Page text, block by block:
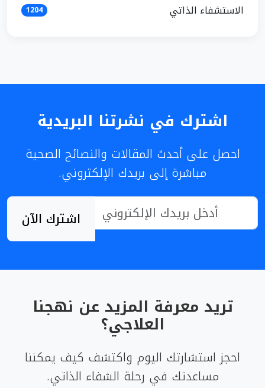
الاستشفاء الذاتي 1204
اشترك في نشرتنا البريدية
احصل على أحدث المقالات والنصائح الصحية
مباشرة إلى بريدك الإلكتروني.
اشترك الآن
تريد معرفة المزيد عن نهجنا
العلاجي؟
احجز استشارتك اليوم واكتشف كيف يمكننا
مساعدتك في رحلة الشفاء الذاتي.